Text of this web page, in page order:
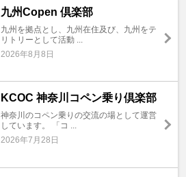
九州Copen 倶楽部
九州を拠点とし、九州在住及び、九州をテ
リトリーとして活動 ...
2026年8月8日
KCOC 神奈川コペン乗り倶楽部
神奈川のコペン乗りの交流の場として運営
しています。 「コ ...
2026年7月28日